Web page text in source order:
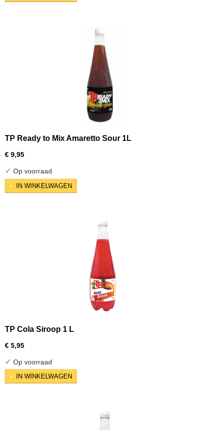
TP Ready to Mix Amaretto Sour 1L
€ 9,95
✓ Op voorraad
IN WINKELWAGEN
TP Cola Siroop 1 L
€ 5,95
✓ Op voorraad
IN WINKELWAGEN